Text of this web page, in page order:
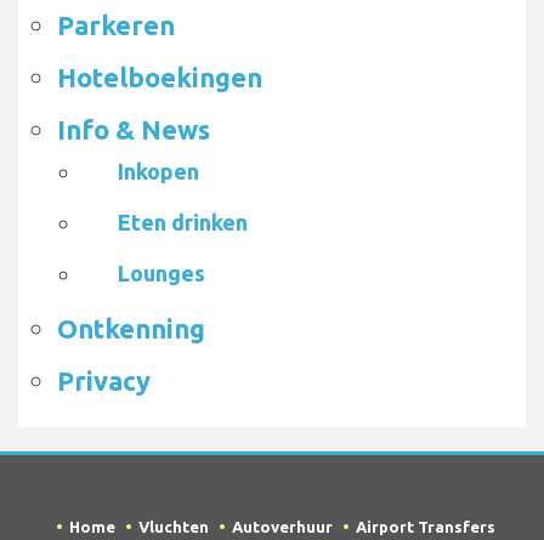
Parkeren
Hotelboekingen
Info & News
Inkopen
Eten drinken
Lounges
Ontkenning
Privacy
Home Vluchten Autoverhuur Airport Transfers